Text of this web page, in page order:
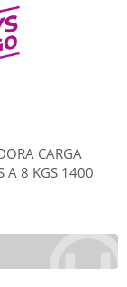
CARGA
A 8 KGS 1400